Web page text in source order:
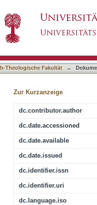
Theologische Fakultät →
Zur Kurzanzeige
dc.contributor.author
dc.date.accessioned
dc.date.available
dc.date.issued
dc.identifier.issn
dc.identifier.uri
dc.language.iso